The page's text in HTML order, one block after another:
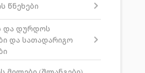
წნეხები
და დურდოს
და სათადარიგო